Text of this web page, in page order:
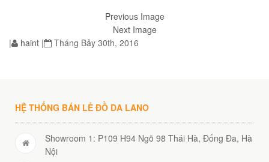
Previous Image
Next Image
|
haint | Tháng Bảy 30th, 2016
HỆ THỐNG BÁN LẺ ĐỒ DA LANO
Showroom 1: P109 H94 Ngõ 98 Thái Hà, Đống Đa, Hà
Nội